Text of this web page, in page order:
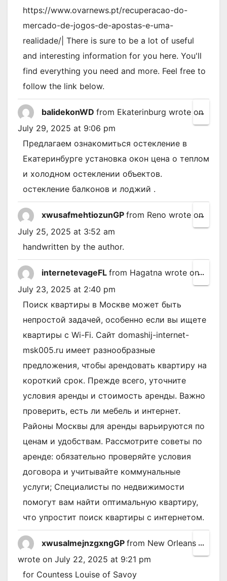
https://www.ovarnews.pt/recuperacao-do-
mercado-de-jogos-de-apostas-e-uma-
realidade/| There is sure to be a lot of useful
and interesting information for you here. You'll
find everything you need and more. Feel free to
follow the link below.
balidekonWD from Ekaterinburg wrote on
July 29, 2025 at 9:06 pm
Предлагаем ознакомиться остекление в
Екатеринбурге установка окон цена о теплом
и холодном остеклении объектов.
остекление балконов и лоджий .
...
this
xwusafmehtiozunGP from Reno wrote on
July 25, 2025 at 3:52 am
handwritten by the author.
...
this
internetevageFL from Hagatna wrote on
July 23, 2025 at 2:40 pm
Поиск квартиры в Москве может быть
непростой задачей, особенно если вы ищете
квартиры с Wi-Fi. Сайт domashij-internet-
msk005.ru имеет разнообразные
предложения, чтобы арендовать квартиру на
короткий срок. Прежде всего, уточните
условия аренды и стоимость аренды. Важно
проверить, есть ли мебель и интернет.
Районы Москвы для аренды варьируются по
ценам и удобствам. Рассмотрите советы по
аренде: обязательно проверяйте условия
договора и учитывайте коммунальные
услуги; Специалисты по недвижимости
помогут вам найти оптимальную квартиру,
что упростит поиск квартиры с интернетом.
...
this
xwusalmejnzgxngGP from New Orleans
wrote on July 22, 2025 at 9:21 pm
for Countess Louise of Savoy
...
this